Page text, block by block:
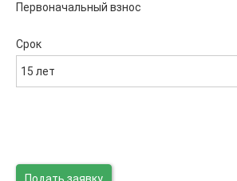
Первоначальный взнос
Срок
15 лет